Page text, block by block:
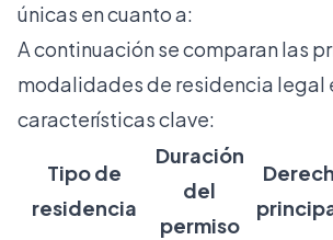
únicas en cuanto a:
A continuación se comparan las
modalidades de residencia legal
características clave:
Tipo de
residencia
Duración
del
permiso